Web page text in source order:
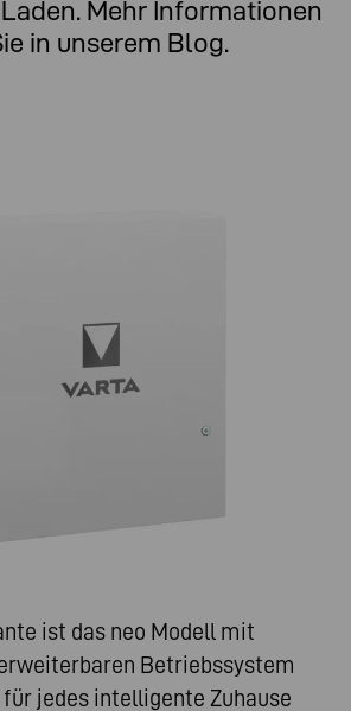
Mehr Informationen
in unserem Blog.
ist das neo Modell mit
Betriebssystem
jedes intelligente Zuhause